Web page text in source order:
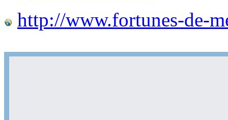
http://www.fortunes-de-